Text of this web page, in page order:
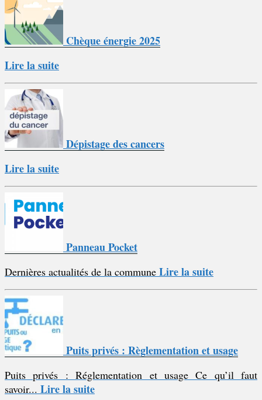
Chèque énergie 2025
Lire la suite
Dépistage des cancers
Lire la suite
Panneau Pocket
Dernières actualités de la commune Lire la suite
Puits privés : Règlementation et usage
Puits privés : Réglementation et usage Ce qu’il faut
savoir... Lire la suite